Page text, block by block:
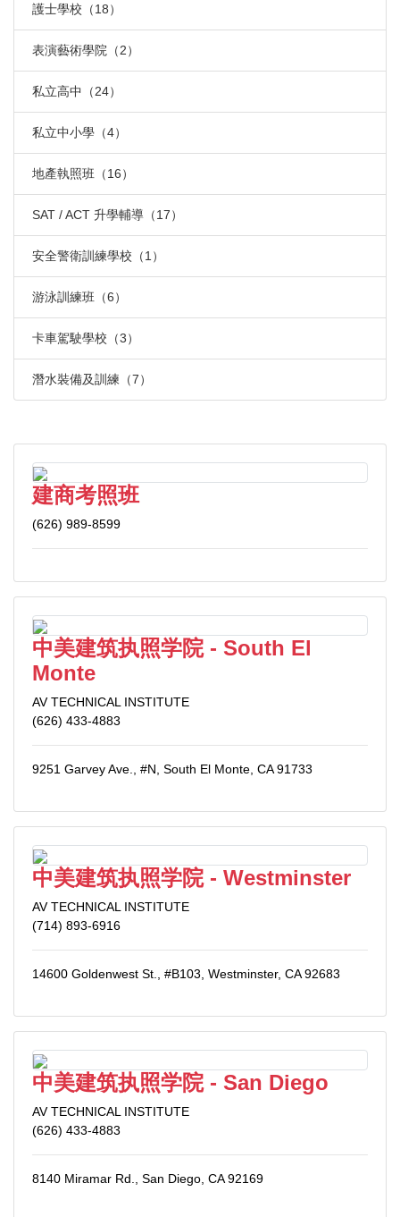
護士學校（18）
表演藝術學院（2）
私立高中（24）
私立中小學（4）
地產執照班（16）
SAT / ACT 升學輔導（17）
安全警衛訓練學校（1）
游泳訓練班（6）
卡車駕駛學校（3）
潛水裝備及訓練（7）
建商考照班
(626) 989-8599
中美建筑执照学院 - South El
Monte
AV TECHNICAL INSTITUTE
(626) 433-4883
9251 Garvey Ave., #N, South El Monte, CA 91733
中美建筑执照学院 - Westminster
AV TECHNICAL INSTITUTE
(714) 893-6916
14600 Goldenwest St., #B103, Westminster, CA 92683
中美建筑执照学院 - San Diego
AV TECHNICAL INSTITUTE
(626) 433-4883
8140 Miramar Rd., San Diego, CA 92169